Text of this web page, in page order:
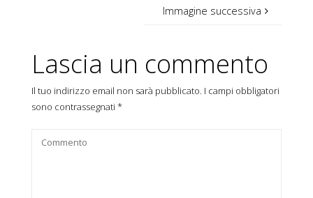
Immagine successiva
Lascia un commento
Il tuo indirizzo email non sarà pubblicato. I campi obbligatori
sono contrassegnati *